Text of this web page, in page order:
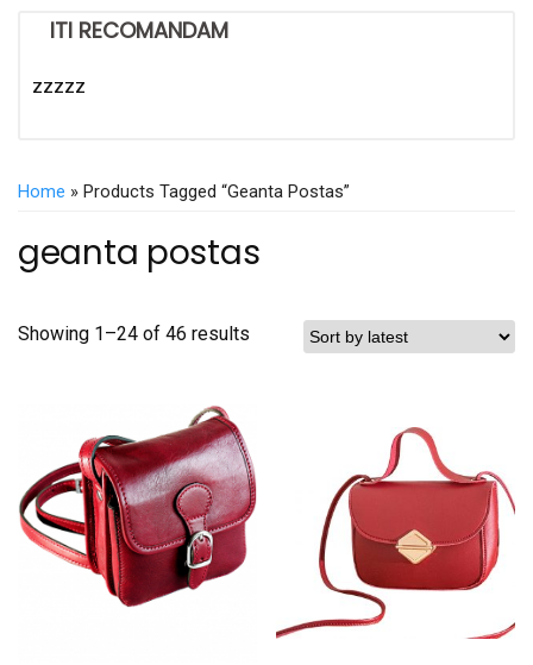
ITI RECOMANDAM
zzzzz
Home » Products Tagged “geanta Postas”
geanta postas
Showing 1–24 of 46 results